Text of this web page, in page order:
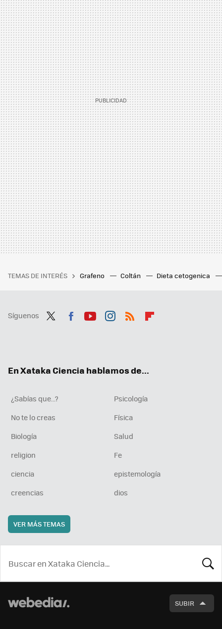
TEMAS DE INTERÉS Grafeno Coltán Dieta cetogenica
Síguenos
En Xataka Ciencia hablamos de...
¿Sabías que...?
Psicología
No te lo creas
Física
Biología
Salud
religion
Fe
ciencia
epistemología
creencias
dios
VER MÁS TEMAS
SUBIR